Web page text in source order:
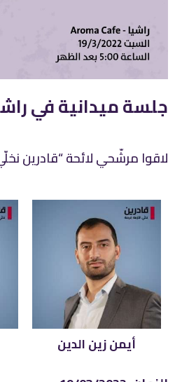
جلسة ميدانية في
لاقوا مرشّحي لائحة “قادرين
أيمن زين الدين